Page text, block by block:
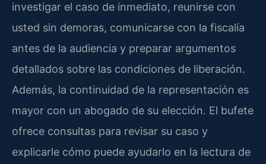
investigar el caso de inmediato, reunirse con
usted sin demoras, comunicarse con la fiscalía
antes de la audiencia y preparar argumentos
detallados sobre las condiciones de liberación.
Además, la continuidad de la representación es
mayor con un abogado de su elección. El bufete
ofrece consultas para revisar su caso y
explicarle cómo puede ayudarlo en la lectura de